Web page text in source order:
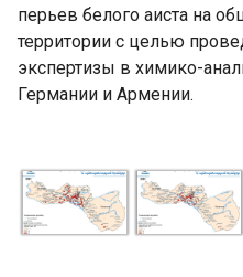
перьев белого аиста на
территории с целью
экспертизы в химико-
Германии и Армении.